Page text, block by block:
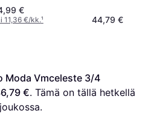
€
11,36 €/kk.¹ 44,79 €
Moda Vmceleste 3/4
€. Tämä on tällä hetkellä